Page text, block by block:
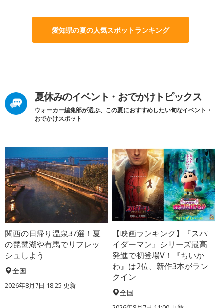
愛知県の夏の人気スポットランキング
夏休みのイベント・おでかけトピックス
ウォーカー編集部が選ぶ、この夏におすすめしたい旬なイベント・
おでかけスポット
関西の日帰り温泉37選！夏
の琵琶湖や有馬でリフレッ
シュしよう
全国
2026年8月7日 18:25 更新
【映画ランキング】『スパ
イダーマン』シリーズ最高
発進で初登場V！『ちいか
わ』は2位、新作3本がラン
クイン
全国